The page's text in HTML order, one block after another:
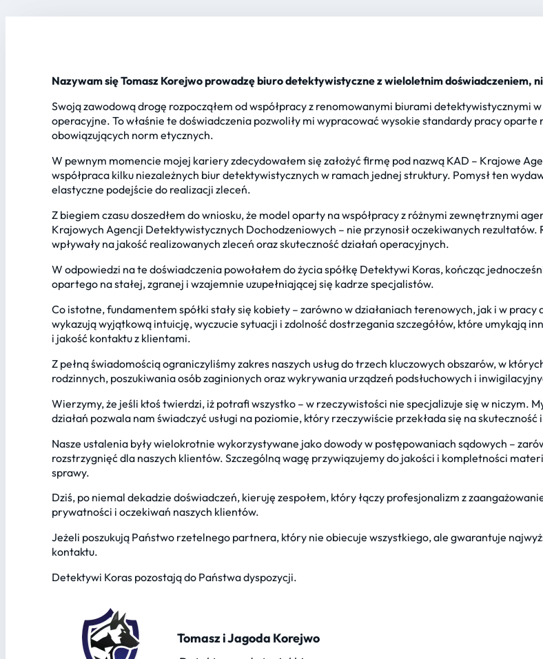
Nazywam się Tomasz Korejwo prowadzę biuro detektywistyczne z wieloletnim doświadczeniem,
Swoją zawodową drogę rozpocząłem od współpracy z renomowanymi biurami detektywistycznymi
operacyjne. To właśnie te doświadczenia pozwoliły mi wypracować wysokie standardy pracy
obowiązujących norm etycznych.
W pewnym momencie mojej kariery zdecydowałem się założyć firmę pod nazwą KAD – Krajowe
współpraca kilku niezależnych biur detektywistycznych w ramach jednej struktury. Pomysł ten
elastyczne podejście do realizacji zleceń.
Z biegiem czasu doszedłem do wniosku, że model oparty na współpracy z różnymi zewnętrznymi
Krajowych Agencji Detektywistycznych Dochodzeniowych – nie przynosił oczekiwanych
wpływały na jakość realizowanych zleceń oraz skuteczność działań operacyjnych.
W odpowiedzi na te doświadczenia powołałem do życia spółkę Detektywi Koras, kończąc
opartego na stałej, zgranej i wzajemnie uzupełniającej się kadrze specjalistów.
Co istotne, fundamentem spółki stały się kobiety – zarówno w działaniach terenowych, jak i w
wykazują wyjątkową intuicję, wyczucie sytuacji i zdolność dostrzegania szczegółów, które umykają
i jakość kontaktu z klientami.
Z pełną świadomością ograniczyliśmy zakres naszych usług do trzech kluczowych obszarów, w
rodzinnych, poszukiwania osób zaginionych oraz wykrywania urządzeń podsłuchowych i
Wierzymy, że jeśli ktoś twierdzi, iż potrafi wszystko – w rzeczywistości nie specjalizuje się w niczym.
działań pozwala nam świadczyć usługi na poziomie, który rzeczywiście przekłada się na
Nasze ustalenia były wielokrotnie wykorzystywane jako dowody w postępowaniach sądowych –
rozstrzygnięć dla naszych klientów. Szczególną wagę przywiązujemy do jakości i kompletności
sprawy.
Dziś, po niemal dekadzie doświadczeń, kieruję zespołem, który łączy profesjonalizm z
prywatności i oczekiwań naszych klientów.
Jeżeli poszukują Państwo rzetelnego partnera, który nie obiecuje wszystkiego, ale gwarantuje
kontaktu.
Detektywi Koras pozostają do Państwa dyspozycji.
Tomasz i Jagoda Korejwo